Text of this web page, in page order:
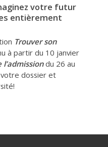
votre futur
entièrement
Trouver son
à partir du 10 janvier
l’admission du 26 au
dossier et